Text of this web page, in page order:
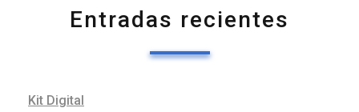
Entradas recientes
Kit Digital